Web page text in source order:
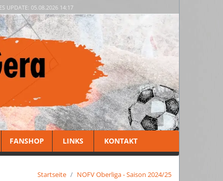
UPDATE: 05.08.2026 14:17
FANSHOP LINKS KONTAKT
Startseite NOFV Oberliga - Saison 2024/25